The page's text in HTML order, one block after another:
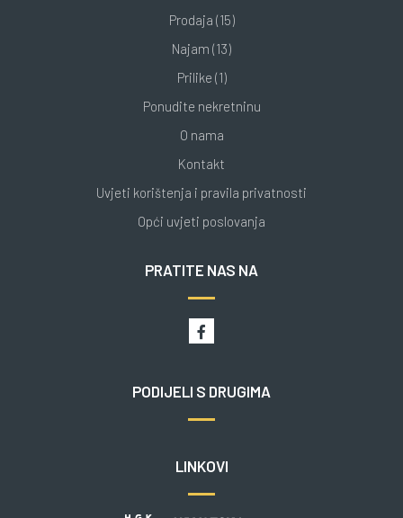
Prodaja (15)
Najam (13)
Prilike (1)
Ponudite nekretninu
O nama
Kontakt
Uvjeti korištenja i pravila privatnosti
Opći uvjeti poslovanja
PRATITE NAS NA
PODIJELI S DRUGIMA
LINKOVI